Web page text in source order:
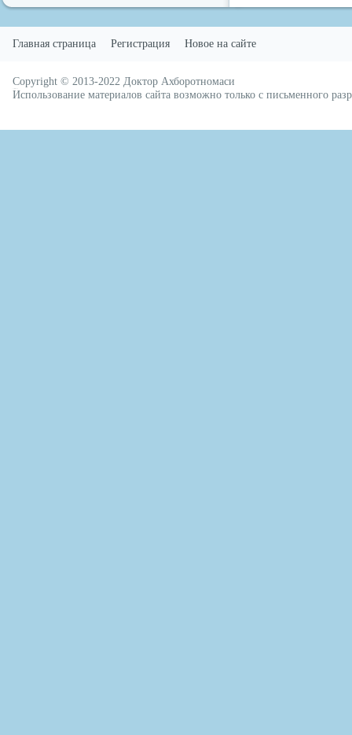
Главная страница Регистрация Новое на сайте
Copyright © 2013-2022 Доктор Ахборотномаси
Использование материалов сайта возможно только с письменного